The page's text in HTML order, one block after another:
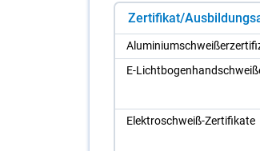
Zertifikat/
E-
Elek­tro­schweiß-Zer­ti­fi­ka­te